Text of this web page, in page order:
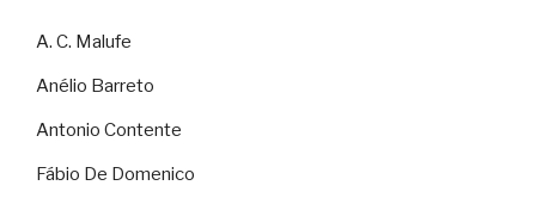
A. C. Malufe
Anélio Barreto
Antonio Contente
Fábio De Domenico